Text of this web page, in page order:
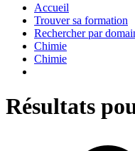
Accueil
Trouver sa formation
Rechercher par
Chimie
Chimie
Résultats